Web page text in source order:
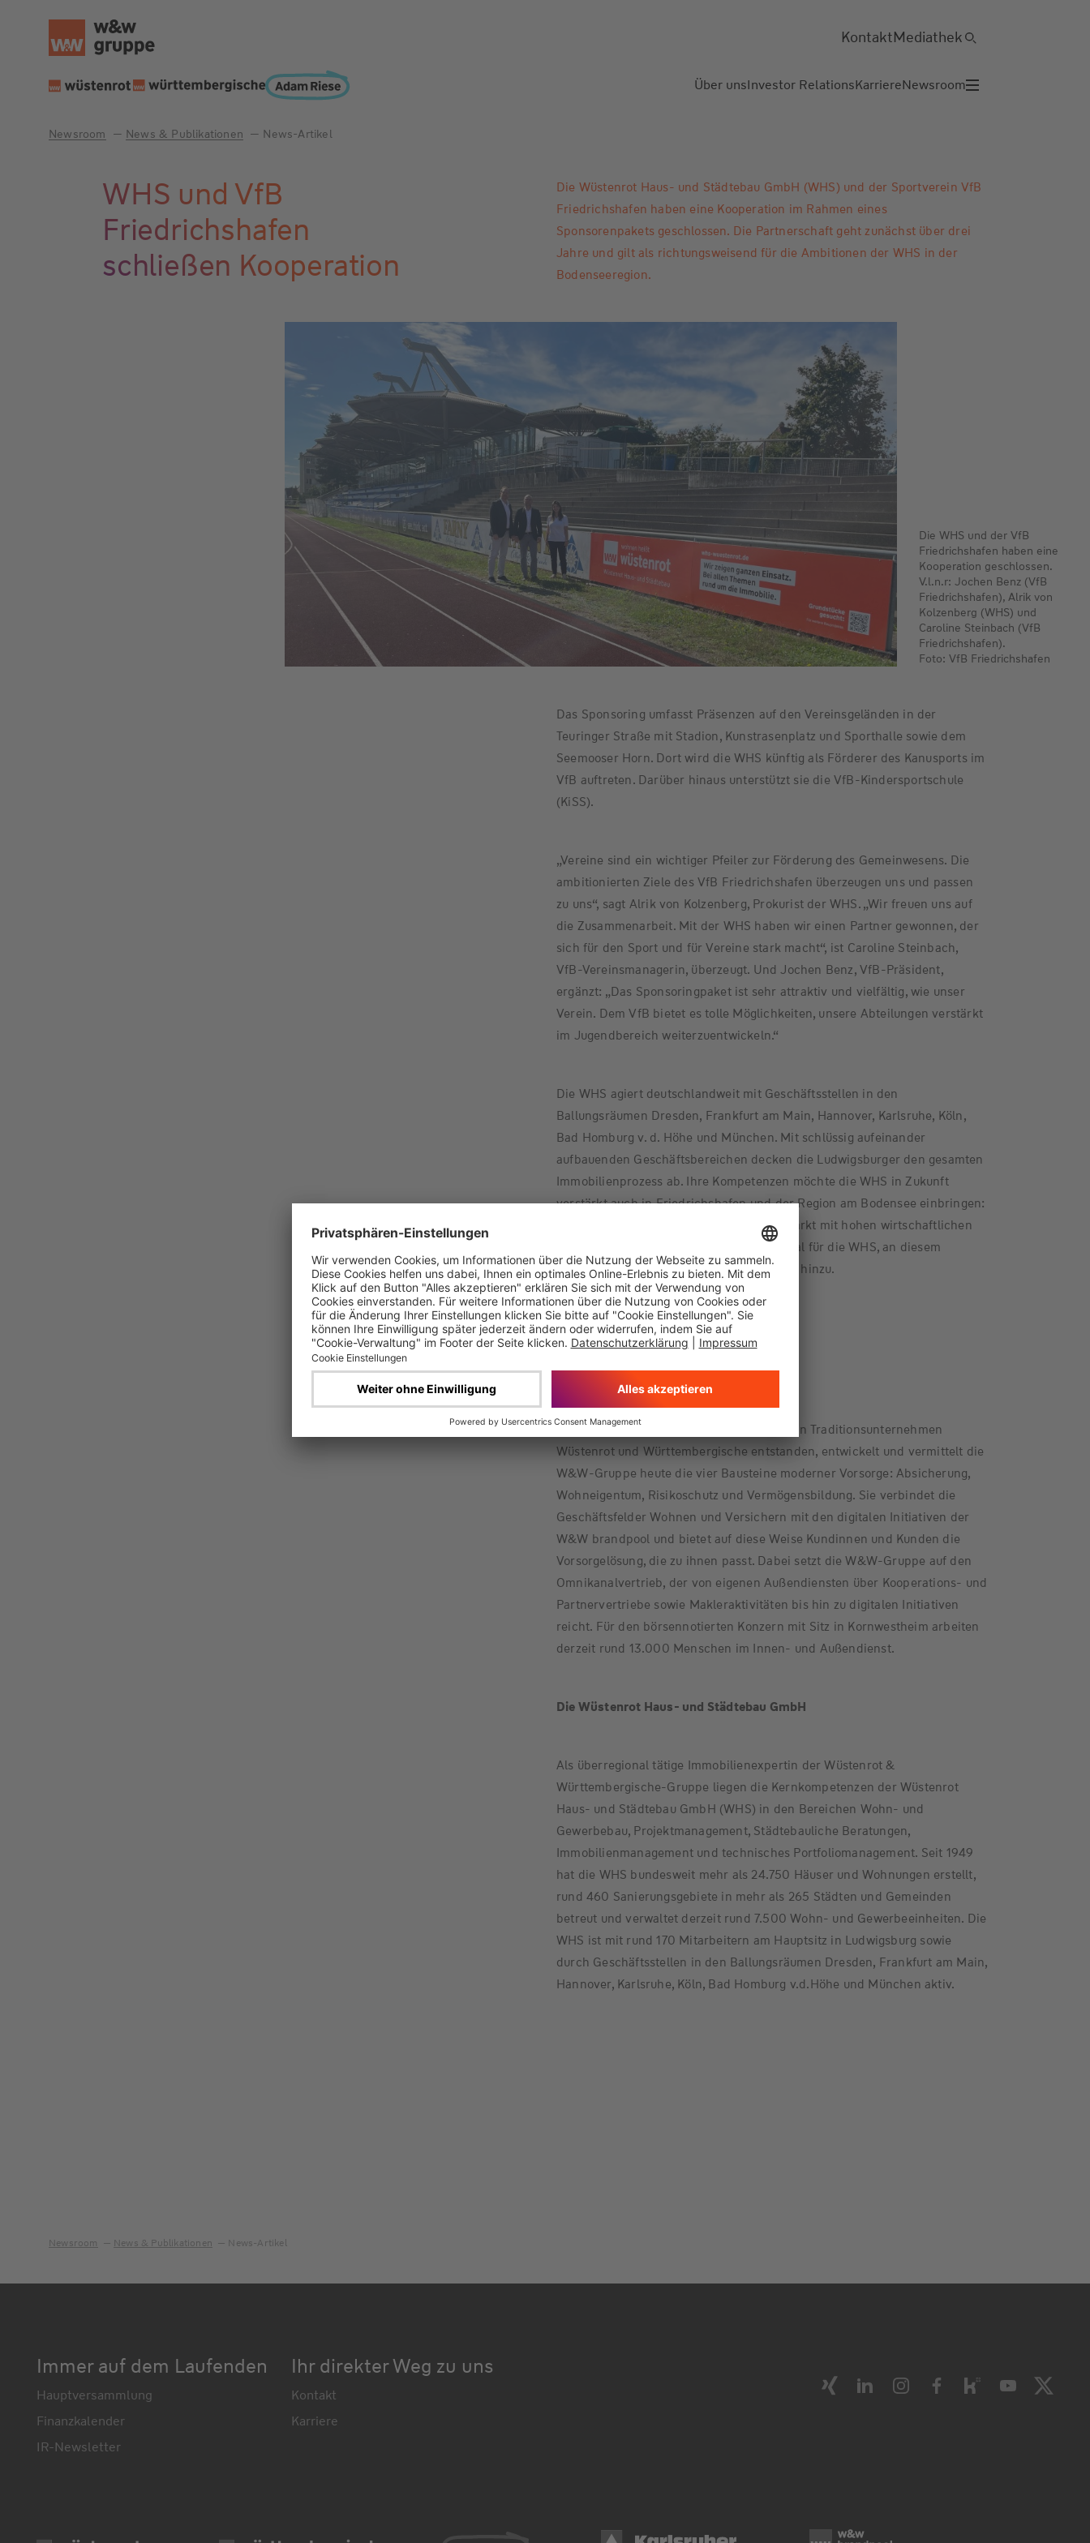
Über unsInvestor RelationsKarriereNewsroom
KontaktMediathek
Newsroom News & Publikationen News-Artikel
WHS und VfB
Friedrichshafen
schließen Kooperation
Die Wüstenrot Haus- und Städtebau GmbH (WHS) und der Sportverein VfB
Friedrichshafen haben eine Kooperation im Rahmen eines
Sponsorenpakets geschlossen. Die Partnerschaft geht zunächst über drei
Jahre und gilt als richtungsweisend für die Ambitionen der WHS in der
Bodenseeregion.
Die WHS und der VfB
Friedrichshafen haben eine
Kooperation geschlossen.
V.l.n.r: Jochen Benz (VfB
Friedrichshafen), Alrik von
Kolzenberg (WHS) und
Caroline Steinbach (VfB
Friedrichshafen).
Foto: VfB Friedrichshafen
Das Sponsoring umfasst Präsenzen auf den Vereinsgeländen in der
Teuringer Straße mit Stadion, Kunstrasenplatz und Sporthalle sowie dem
Seemooser Horn. Dort wird die WHS künftig als Förderer des Kanusports im
VfB auftreten. Darüber hinaus unterstützt sie die VfB-Kindersportschule
(KiSS).
„Vereine sind ein wichtiger Pfeiler zur Förderung des Gemeinwesens. Die
ambitionierten Ziele des VfB Friedrichshafen überzeugen uns und passen
zu uns“, sagt Alrik von Kolzenberg, Prokurist der WHS. „Wir freuen uns auf
die Zusammenarbeit. Mit der WHS haben wir einen Partner gewonnen, der
sich für den Sport und für Vereine stark macht“, ist Caroline Steinbach,
VfB-Vereinsmanagerin, überzeugt. Und Jochen Benz, VfB-Präsident,
ergänzt: „Das Sponsoringpaket ist sehr attraktiv und vielfältig, wie unser
Verein. Dem VfB bietet es tolle Möglichkeiten, unsere Abteilungen verstärkt
im Jugendbereich weiterzuentwickeln.“
Die WHS agiert deutschlandweit mit Geschäftsstellen in den
Ballungsräumen Dresden, Frankfurt am Main, Hannover, Karlsruhe, Köln,
Bad Homburg v. d. Höhe und München. Mit schlüssig aufeinander
aufbauenden Geschäftsbereichen decken die Ludwigsburger den gesamten
Immobilienprozess ab. Ihre Kompetenzen möchte die WHS in Zukunft
verstärkt auch in Friedrichshafen und der Region am Bodensee einbringen:
„Die Bodenseeregion ist ein Wachstumsmarkt mit hohen wirtschaftlichen
Ambitionen und bietet damit auch Potenzial für die WHS, an diesem
Standort zu wachsen“, fügt von Kolzenberg hinzu.
Kornwestheim, 28. September 2023
Die W&W-Gruppe
1999 aus dem Zusammenschluss der beiden Traditionsunternehmen
Wüstenrot und Württembergische entstanden, entwickelt und vermittelt die
W&W-Gruppe heute die vier Bausteine moderner Vorsorge: Absicherung,
Wohneigentum, Risikoschutz und Vermögensbildung. Sie verbindet die
Geschäftsfelder Wohnen und Versichern mit den digitalen Initiativen der
W&W brandpool und bietet auf diese Weise Kundinnen und Kunden die
Vorsorgelösung, die zu ihnen passt. Dabei setzt die W&W-Gruppe auf den
Omnikanalvertrieb, der von eigenen Außendiensten über Kooperations- und
Partnervertriebe sowie Makleraktivitäten bis hin zu digitalen Initiativen
reicht. Für den börsennotierten Konzern mit Sitz in Kornwestheim arbeiten
derzeit rund 13.000 Menschen im Innen- und Außendienst.
Die Wüstenrot Haus- und Städtebau GmbH
Als überregional tätige Immobilienexpertin der Wüstenrot &
Württembergische-Gruppe liegen die Kernkompetenzen der Wüstenrot
Haus- und Städtebau GmbH (WHS) in den Bereichen Wohn- und
Gewerbebau, Projektmanagement, Städtebauliche Beratungen,
Immobilienmanagement und technisches Portfoliomanagement. Seit 1949
hat die WHS bundesweit mehr als 24.750 Häuser und Wohnungen erstellt,
rund 460 Sanierungsgebiete in mehr als 265 Städten und Gemeinden
betreut und verwaltet derzeit rund 7.500 Wohn- und Gewerbeeinheiten. Die
WHS ist mit rund 170 Mitarbeitern am Hauptsitz in Ludwigsburg sowie
durch Geschäftsstellen in den Ballungsräumen Dresden, Frankfurt am Main,
Hannover, Karlsruhe, Köln, Bad Homburg v.d.Höhe und München aktiv.
Newsroom News & Publikationen News-Artikel
Immer auf dem Laufenden
Hauptversammlung
Finanzkalender
IR-Newsletter
Ihr direkter Weg zu uns
Kontakt
Karriere